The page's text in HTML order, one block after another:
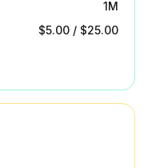
1M
$5.00 / $25.00